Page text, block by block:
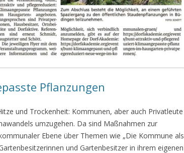
Pflanzungen
und Trockenheit: Kommunen, aber auch Privatleute
umzugehen. Da sind Maßnahmen zur
Ebene über Themen wie „Die Kommune als
und Gartenbesitzer in ihrem eigenen